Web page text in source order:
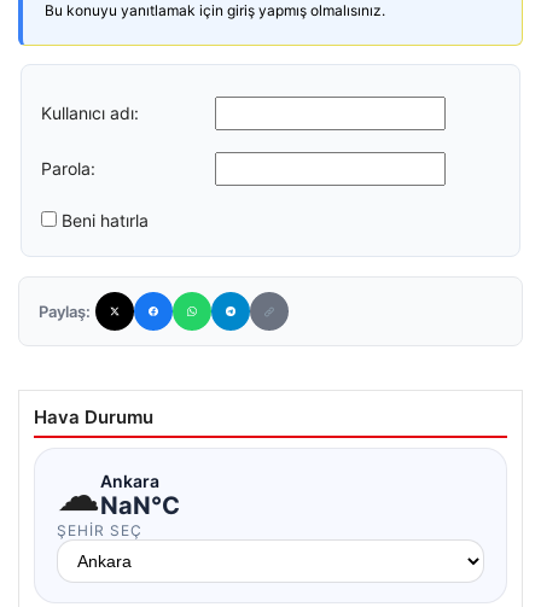
Bu konuyu yanıtlamak için giriş yapmış olmalısınız.
Kullanıcı adı:
Parola:
Beni hatırla
Paylaş:
Hava Durumu
☁Ankara
NaN°C
ŞEHIR SEÇ